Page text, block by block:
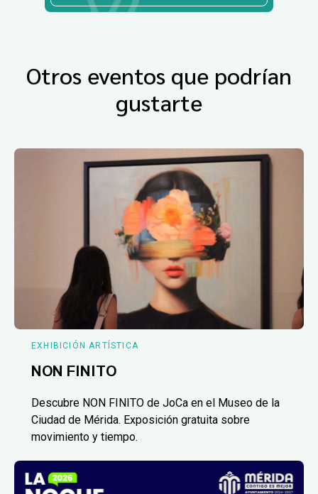
Otros eventos que podrían
gustarte
EXHIBICIÓN ARTÍSTICA
NON FINITO
Descubre NON FINITO de JoCa en el Museo de la
Ciudad de Mérida. Exposición gratuita sobre
movimiento y tiempo.